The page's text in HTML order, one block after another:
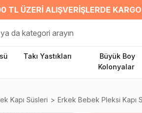
TL ÜZERI ALIŞVERIŞLERDE
Takı Yastıkları
Büyük Boy
Kolonyalar
Kapı Süsleri Erkek Bebek Pleksi Kapı